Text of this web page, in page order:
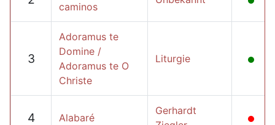
caminos
3
Adoramus te
Domine /
Adoramus te O
Christe
Liturgie
4 Alabaré
Gerhardt